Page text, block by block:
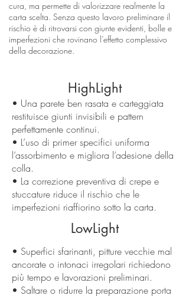
cura, ma permette di valorizzare realmente la
carta scelta. Senza questo lavoro preliminare il
rischio è di ritrovarsi con giunte evidenti, bolle e
imperfezioni che rovinano l’effetto complessivo
della decorazione.
HighLight
• Una parete ben rasata e carteggiata
restituisce giunti invisibili e pattern
perfettamente continui.
• L’uso di primer specifici uniforma
l’assorbimento e migliora l’adesione della
colla.
• La correzione preventiva di crepe e
stuccature riduce il rischio che le
imperfezioni riaffiorino sotto la carta.
LowLight
• Superfici sfarinanti, pitture vecchie mal
ancorate o intonaci irregolari richiedono
più tempo e lavorazioni preliminari.
• Saltare o ridurre la preparazione porta